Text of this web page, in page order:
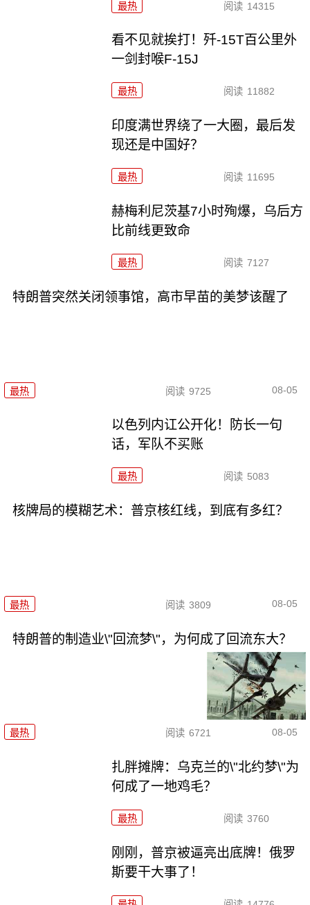
最热 阅读 14315
看不见就挨打！歼-15T百公里外
一剑封喉F-15J
最热 阅读 11882
印度满世界绕了一大圈，最后发
现还是中国好？
最热 阅读 11695
赫梅利尼茨基7小时殉爆，乌后方
比前线更致命
最热 阅读 7127
特朗普突然关闭领事馆，高市早苗的美梦该醒了
最热 阅读 9725 08-05
以色列内讧公开化！防长一句
话，军队不买账
最热 阅读 5083
核牌局的模糊艺术：普京核红线，到底有多红？
最热 阅读 3809 08-05
特朗普的制造业\"回流梦\"，为何成了回流东大？
最热 阅读 6721 08-05
扎胖摊牌：乌克兰的\"北约梦\"为
何成了一地鸡毛？
最热 阅读 3760
刚刚，普京被逼亮出底牌！俄罗
斯要干大事了！